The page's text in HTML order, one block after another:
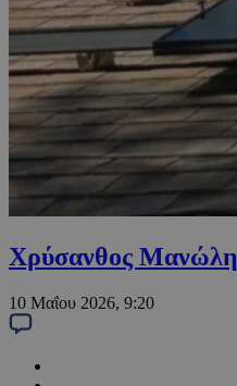
Χρύσανθος Μανώλη
10 Μαΐου 2026, 9:20